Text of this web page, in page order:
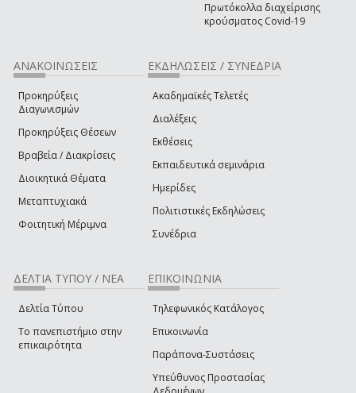
Πρωτόκολλα διαχείρισης
κρούσματος Covid-19
ΑΝΑΚΟΙΝΩΣΕΙΣ
Προκηρύξεις
Διαγωνισμών
Προκηρύξεις Θέσεων
Βραβεία / Διακρίσεις
Διοικητικά Θέματα
Μεταπτυχιακά
Φοιτητική Μέριμνα
ΕΚΔΗΛΩΣΕΙΣ / ΣΥΝΕΔΡΙΑ
Ακαδημαϊκές Τελετές
Διαλέξεις
Εκθέσεις
Εκπαιδευτικά σεμινάρια
Ημερίδες
Πολιτιστικές Εκδηλώσεις
Συνέδρια
ΔΕΛΤΙΑ ΤΥΠΟΥ / ΝΕΑ
Δελτία Τύπου
Το πανεπιστήμιο στην
επικαιρότητα
ΕΠΙΚΟΙΝΩΝΙΑ
Τηλεφωνικός Κατάλογος
Επικοινωνία
Παράπονα-Συστάσεις
Υπεύθυνος Προστασίας